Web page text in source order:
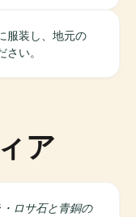
服装し、地元の
い。
ア
ロサ石と青銅の